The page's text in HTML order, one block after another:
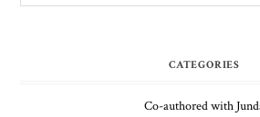
CATEGORIES
Co-authored with